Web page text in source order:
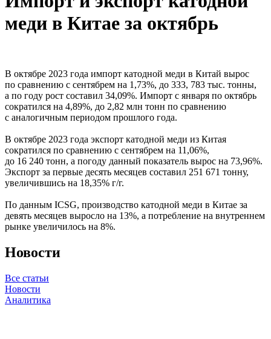
меди в Китае за октябрь
В октябре 2023 года импорт катодной меди в Китай вырос
по сравнению с сентябрем на 1,73%, до 333, 783 тыс. тонны,
а по году рост составил 34,09%. Импорт с января по октябрь
сократился на 4,89%, до 2,82 млн тонн по сравнению
с аналогичным периодом прошлого года.
В октябре 2023 года экспорт катодной меди из Китая
сократился по сравнению с сентябрем на 11,06%,
до 16 240 тонн, а погоду данный показатель вырос на 73,96%.
Экспорт за первые десять месяцев составил 251 671 тонну,
увеличившись на 18,35% г/г.
По данным ICSG, производство катодной меди в Китае за
девять месяцев выросло на 13%, а потребление на внутреннем
рынке увеличилось на 8%.
Новости
Все статьи
Новости
Аналитика